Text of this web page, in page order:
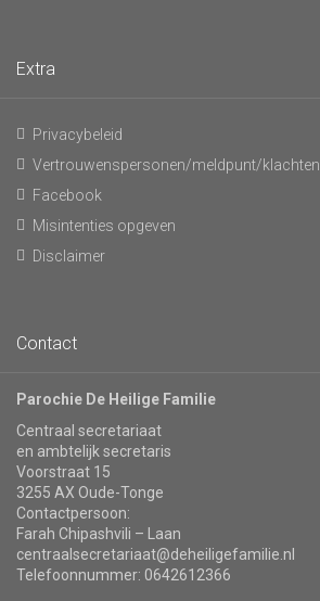
Extra
Privacybeleid
Vertrouwenspersonen/meldpunt/klachten
Facebook
Misintenties opgeven
Disclaimer
Contact
Parochie De Heilige Familie
Centraal secretariaat
en ambtelijk secretaris
Voorstraat 15
3255 AX Oude-Tonge
Contactpersoon:
Farah Chipashvili – Laan
centraalsecretariaat@deheiligefamilie.nl
Telefoonnummer: 0642612366